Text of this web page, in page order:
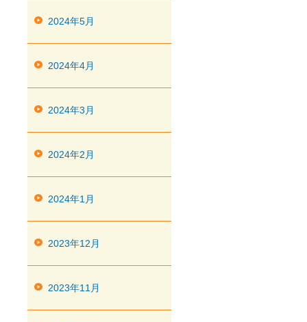
2024年5月
2024年4月
2024年3月
2024年2月
2024年1月
2023年12月
2023年11月